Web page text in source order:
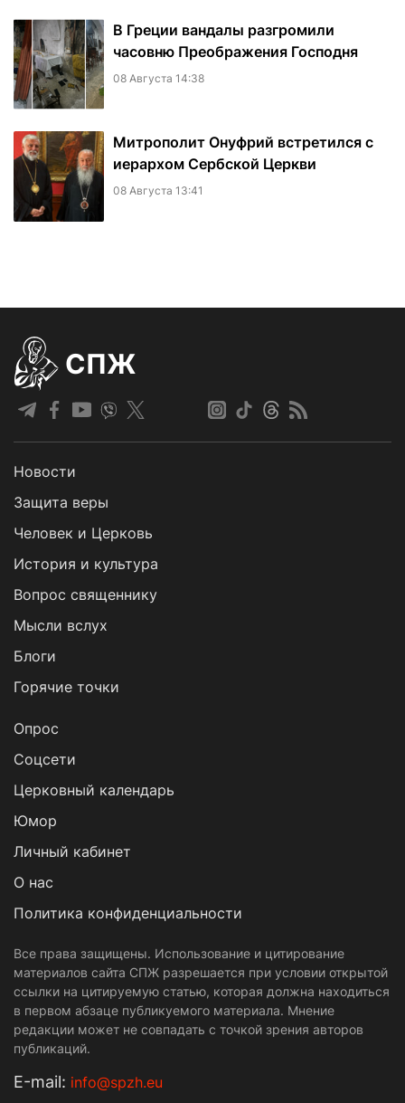
В Греции вандалы разгромили
часовню Преображения Господня
08 Августа 14:38
Митрополит Онуфрий встретился с
иерархом Сербской Церкви
08 Августа 13:41
СПЖ
Новости
Защита веры
Человек и Церковь
История и культура
Вопрос священнику
Мысли вслух
Блоги
Горячие точки
Опрос
Cоцсети
Церковный календарь
Юмор
Личный кабинет
О нас
Политика конфиденциальности
Все права защищены. Использование и цитирование
материалов сайта СПЖ разрешается при условии открытой
ссылки на цитируемую статью, которая должна находиться
в первом абзаце публикуемого материала. Мнение
редакции может не совпадать с точкой зрения авторов
публикаций.
Е-mail: info@spzh.eu